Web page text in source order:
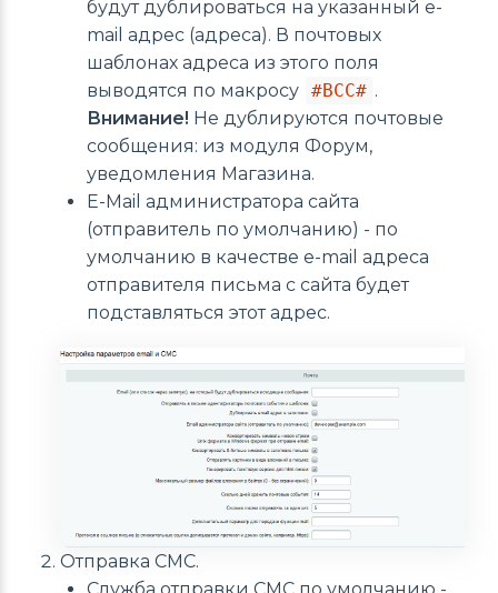
будут дублироваться на указанный e-
mail адрес (адреса). В почтовых
шаблонах адреса из этого поля
выводятся по макросу #BCC# .
Внимание! Не дублируются почтовые
сообщения: из модуля Форум,
уведомления Магазина.
E-Mail администратора сайта
(отправитель по умолчанию) - по
умолчанию в качестве e-mail адреса
отправителя письма с сайта будет
подставляться этот адрес.
Отправка СМС.